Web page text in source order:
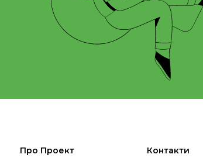
Про Проект Контакти